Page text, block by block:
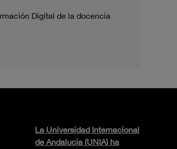
Digital de la docencia
La Universidad Internacional
de Andalucía (UNIA) ha